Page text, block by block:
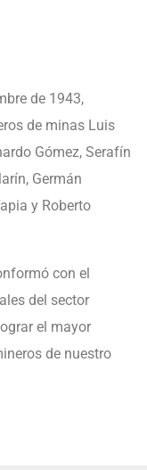
de 1943,
de minas Luis
Gómez, Serafín
Germán
y Roberto
con el
del sector
el mayor
de nuestro